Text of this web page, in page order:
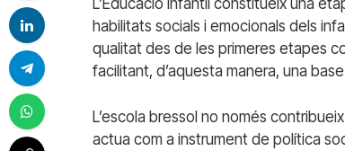
habilitats socials i emocionals dels
qualitat des de les primeres etapes
facilitant, d’aquesta manera, una
L’escola bressol no només
actua com a instrument de política